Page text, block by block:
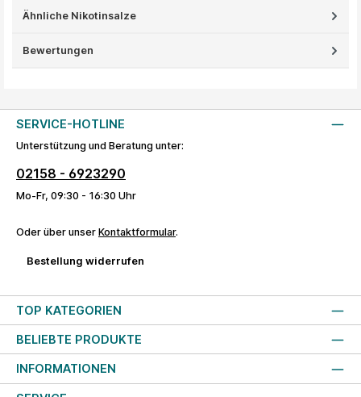
Ähnliche Nikotinsalze
Bewertungen
SERVICE-HOTLINE
Unterstützung und Beratung unter:
02158 - 6923290
Mo-Fr, 09:30 - 16:30 Uhr
Oder über unser Kontaktformular.
Bestellung widerrufen
TOP KATEGORIEN
BELIEBTE PRODUKTE
INFORMATIONEN